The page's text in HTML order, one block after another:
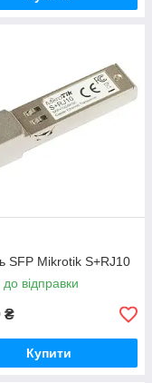
SFP Mikrotik S+RJ10
до відправки
₴
Купити